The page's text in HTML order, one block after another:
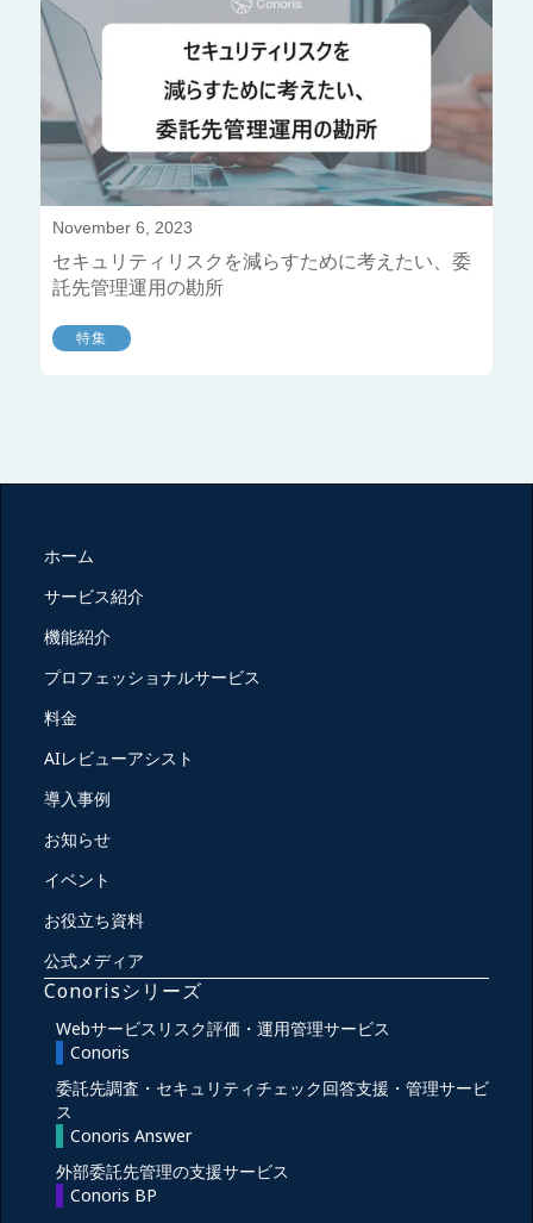
November 6, 2023
セキュリティリスクを減らすために考えたい、委
託先管理運用の勘所
特集
ホーム
サービス紹介
機能紹介
プロフェッショナルサービス
料金
AIレビューアシスト
導入事例
お知らせ
イベント
お役立ち資料
公式メディア
Conorisシリーズ
Webサービスリスク評価・運用管理サービス
Conoris
委託先調査・セキュリティチェック回答支援・管理サービ
ス
Conoris Answer
外部委託先管理の支援サービス
Conoris BP